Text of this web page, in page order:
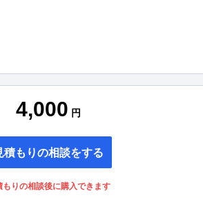
4,000 円
積もりの相談をする
もりの相談後に購入できます